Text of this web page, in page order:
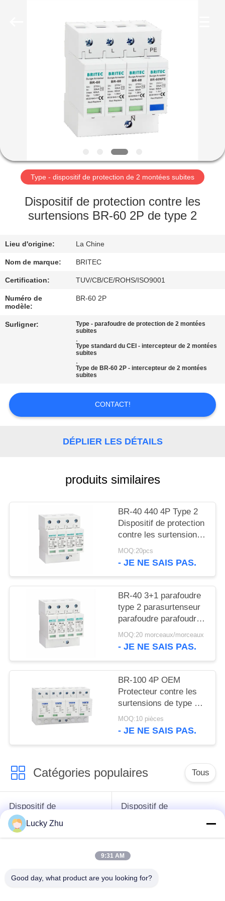
DE
NOUS
VISITE
D'USINE
CONTRÔLE
DE
LA
QUALITÉ
CONTACT
NOUVELLES
TOUS
LES
CAS
PLAN
POLITIQUE
DE
CONFIDENTIALITÉ
Type - dispositif de protection de 2 montées subites
Dispositif de protection contre les
surtensions BR-60 2P de type 2
Lieu d'origine: La Chine
Nom de marque: BRITEC
Certification: TUV/CB/CE/ROHS/ISO9001
Numéro de
modèle:
BR-60 2P
Surligner:
Type - parafoudre de protection de 2 montées
subites
,
Type standard du CEI - intercepteur de 2 montées
subites
,
Type de BR-60 2P - intercepteur de 2 montées
subites
CONTACT!
DÉPLIER LES DÉTAILS
produits similaires
BR-40 440 4P Type 2
Dispositif de protection
contre les surtensions
de 40ka SPD T2
Protection contre les
surtensions ac 440V
Surtensions de type 2
Protecteurs contre les
MOQ:20pcs
- JE NE SAIS PAS.
BR-40 3+1 parafoudre
type 2 parasurtenseur
parafoudre parafoudre
absorbeur de
surtension SPD AC DC
protection contre les
surtensions SPD
MOQ:20 morceaux/morceaux
- JE NE SAIS PAS.
BR-100 4P OEM
Protecteur contre les
surtensions de type 2
Dispositif de protection
contre les surtensions
MOQ:10 pièces
- JE NE SAIS PAS.
Catégories populaires Tous
Dispositif de
protection de montée
subite
Dispositif de
montées subites
Type de dispositif de
subite 3
Lucky Zhu
9:31 AM
Good day, what product are you looking for?